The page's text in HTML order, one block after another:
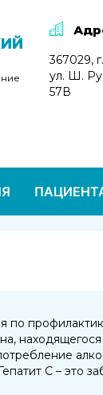
367029,
ул. Ш.
57В
С – это